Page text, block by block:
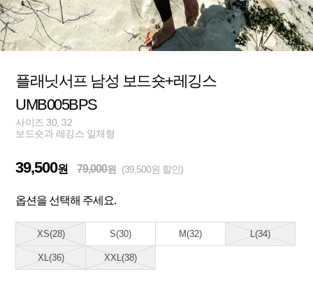
플래닛서프 남성 보드숏+레깅스
UMB005BPS
사이즈 30, 32
보드숏과 레깅스 일체형
39,500원 79,000원 (39,500원 할인)
옵션을 선택해 주세요.
XS(28) S(30) M(32) L(34)
XL(36) XXL(38)